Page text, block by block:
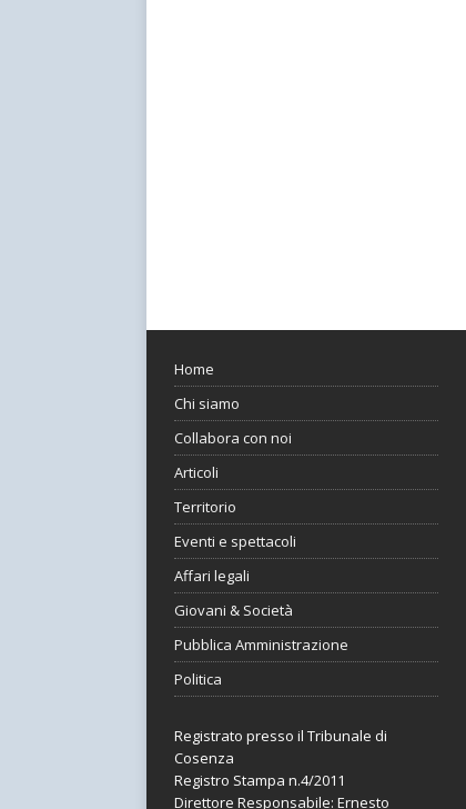
Home
Chi siamo
Collabora con noi
Articoli
Territorio
Eventi e spettacoli
Affari legali
Giovani & Società
Pubblica Amministrazione
Politica
Registrato presso il Tribunale di
Cosenza
Registro Stampa n.4/2011
Direttore Responsabile: Ernesto